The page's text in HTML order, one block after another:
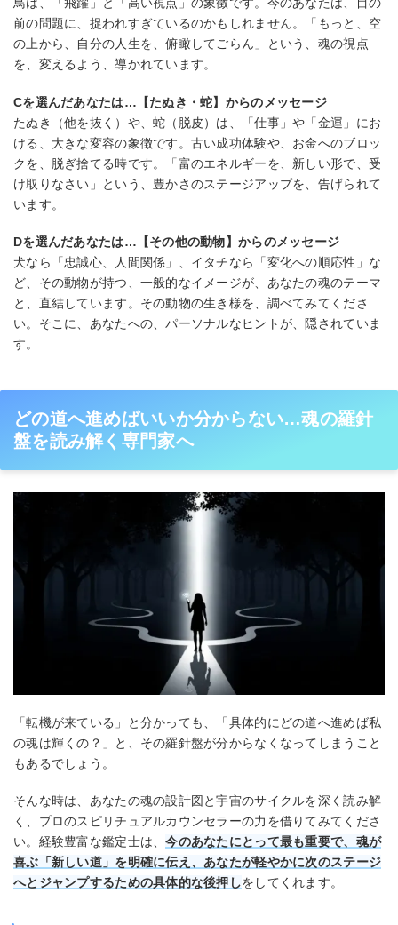
前の問題に、捉われすぎているのかもしれません。「もっと、空
の上から、自分の人生を、俯瞰してごらん」という、魂の視点
を、変えるよう、導かれています。
Cを選んだあなたは…【たぬき・蛇】からのメッセージ
たぬき（他を抜く）や、蛇（脱皮）は、「仕事」や「金運」にお
ける、大きな変容の象徴です。古い成功体験や、お金へのブロッ
クを、脱ぎ捨てる時です。「富のエネルギーを、新しい形で、受
け取りなさい」という、豊かさのステージアップを、告げられて
います。
Dを選んだあなたは…【その他の動物】からのメッセージ
犬なら「忠誠心、人間関係」、イタチなら「変化への順応性」な
ど、その動物が持つ、一般的なイメージが、あなたの魂のテーマ
と、直結しています。その動物の生き様を、調べてみてくださ
い。そこに、あなたへの、パーソナルなヒントが、隠されていま
す。
どの道へ進めばいいか分からない…魂の羅針
盤を読み解く専門家へ
「転機が来ている」と分かっても、「具体的にどの道へ進めば私
の魂は輝くの？」と、その羅針盤が分からなくなってしまうこと
もあるでしょう。
そんな時は、あなたの魂の設計図と宇宙のサイクルを深く読み解
く、プロのスピリチュアルカウンセラーの力を借りてみてくださ
い。経験豊富な鑑定士は、今のあなたにとって最も重要で、魂が
喜ぶ「新しい道」を明確に伝え、あなたが軽やかに次のステージ
へとジャンプするための具体的な後押しをしてくれます。